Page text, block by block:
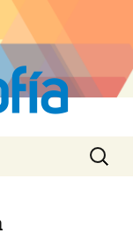
Buscar: